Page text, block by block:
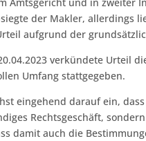
der Makler, allerdings
aufgrund der
verkündete Urteil
Umfang stattgegeben.
eingehend darauf ein,
Rechtsgeschäft,
damit auch die